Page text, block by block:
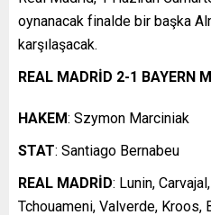
oynanacak finalde bir başka
karşılaşacak.
REAL MADRİD 2-1 BAYERN
HAKEM: Szymon Marciniak
STAT: Santiago Bernabeu
REAL MADRİD: Lunin,
Tchouameni, Valverde, Kroos,